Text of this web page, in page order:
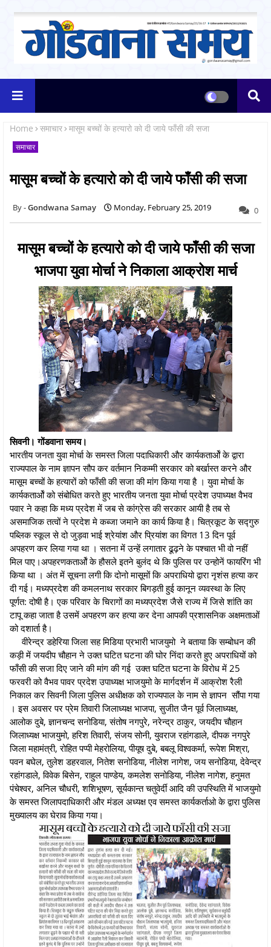
Home समाचार मासूम बच्चों के हत्यारो को दी जाये फाँसी की सजा
समाचार
मासूम बच्चों के हत्यारो को दी जाये फाँसी की सजा
Gondwana Samay Monday, February 25, 2019 0
मासूम बच्चों के हत्यारो को दी जाये फाँसी की सजा
भाजपा युवा मोर्चा ने निकाला आक्रोश मार्च
सिवनी। गोंडवाना समय।
भारतीय जनता युवा मोर्चा के समस्त जिला पदाधिकारी और कार्यकतार्ओं के द्वारा
राज्यपाल के नाम ज्ञापन सौप कर वर्तमान निकम्मी सरकार को बर्खास्त करने और
मासूम बच्चों के हत्यारों को फाँसी की सजा की मांग किया गया है । युवा मोर्चा के
कार्यकतार्ओं को संबोधित करते हुए भारतीय जनता युवा मोर्चा प्रदेश उपाध्यक्ष वैभव
पवार ने कहा कि मध्य प्रदेश में जब से कांग्रेस की सरकार आयी है तब से
असमाजिक तत्वों ने प्रदेश मे कब्जा जमाने का कार्य किया है। चित्रकूट के सद्गुरु
पब्लिक स्कूल से दो जुड़वा भाई श्रेयांश और प्रियांश का विगत 13 दिन पूर्व
अपहरण कर लिया गया था । सतना में उन्हें लगातार ढूढ़ने के पश्चात भी वो नहीं
मिल पाए।अपहरणकतार्ओं के हौसले इतने बुलंद थे कि पुलिस पर उन्होनें फायरिंग भी
किया था । अंत में सूचना लगी कि दोनो मासूमों कि अपराधियो द्वारा नृशंस हत्या कर
दी गई। मध्यप्रदेश की कमलनाथ सरकार बिगड़ती हुई कानून व्यवस्था के लिए
पूर्णत: दोषी है। एक परिवार के चिरागों का मध्यप्रदेश जैसे राज्य में जिसे शांति का
टापू कहा जाता है उसमें अपहरण कर हत्या कर देना आपकी प्रशासनिक अक्षमताओं
को दशार्ता है।
वीरेन्द्र डहेरिया जिला सह मिडिया प्रभारी भाजयुमो ने बताया कि सम्बोधन की
कड़ी में जयदीप चौहान ने उक्त घटित घटना की घोर निंदा करते हुए अपराधियों को
फाँसी की सजा दिए जाने की मांग की गई उक्त घटित घटना के विरोध में 25
फरवरी को वैभव पावर प्रदेश उपाध्यक्ष भाजयुमो के मार्गदर्शन में आक्रोश रैली
निकाल कर सिवनी जिला पुलिस अधीक्षक को राज्यपाल के नाम से ज्ञापन सौंपा गया
। इस अवसर पर प्रेम तिवारी जिलाध्यक्ष भाजपा, सुजीत जैन पूर्व जिलाध्यक्ष,
आलोक दुबे, ज्ञानचन्द सनोडिया, संतोष नगपुरे, नरेन्द्र ठाकुर, जयदीप चौहान
जिलाध्यक्ष भाजयुमो, हरिश तिवारी, संजय सोनी, युवराज रहांगडाले, दीपक नगपुरे
जिला महामंत्री, रोहित पप्पी मेहरोलिया, पीयूष दुबे, बबलू विश्वकर्मा, रूपेश मिश्रा,
पवन बघेल, तुलेश डहरवाल, नितेश सनोडिया, नीलेश नागेश, जय सनोडिया, देवेन्द्र
रहांगडाले, विवेक बिसेन, राहुल पाण्डेय, कमलेश सनोडिया, नीलेश नागेश, हनुमत
पंचेश्वर, अनिल चौधरी, शशिभूषण, सूर्यकान्त चतुवेर्दी आदि की उपस्थिति में भाजयुमो
के समस्त जिलापदाधिकारी और मंडल अध्यक्ष एव समस्त कार्यकर्ताओ के द्वारा पुलिस
मुख्यालय का घेराव किया गया।